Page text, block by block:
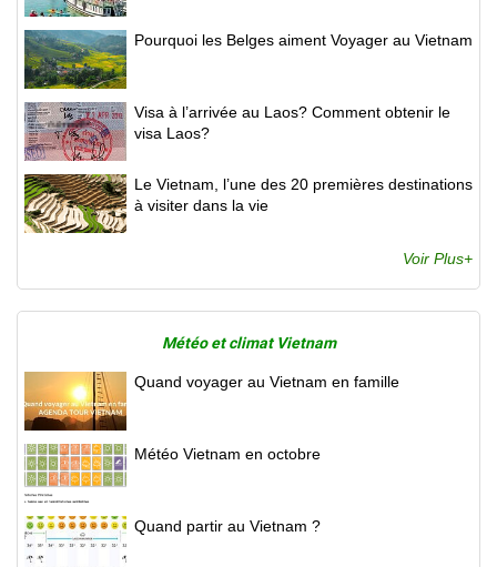
Pourquoi les Belges aiment Voyager au Vietnam
Visa à l’arrivée au Laos? Comment obtenir le
visa Laos?
Le Vietnam, l’une des 20 premières destinations
à visiter dans la vie
Voir Plus+
Météo et climat Vietnam
Quand voyager au Vietnam en famille
Météo Vietnam en octobre
Quand partir au Vietnam ?